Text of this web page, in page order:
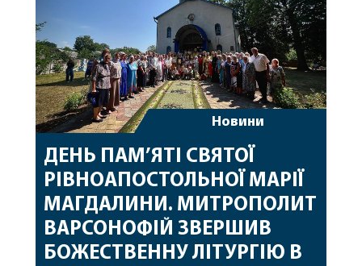
Новини
ДЕНЬ ПАМ’ЯТІ СВЯТОЇ
РІВНОАПОСТОЛЬНОЇ МАРІЇ
МАГДАЛИНИ. МИТРОПОЛИТ
ВАРСОНОФІЙ ЗВЕРШИВ
БОЖЕСТВЕННУ ЛІТУРГІЮ В